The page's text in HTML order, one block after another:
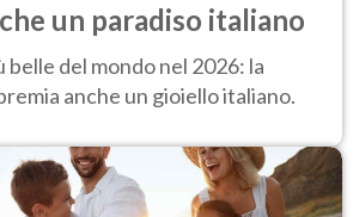
un paradiso italiano
belle del mondo nel 2026: la
anche un gioiello italiano.